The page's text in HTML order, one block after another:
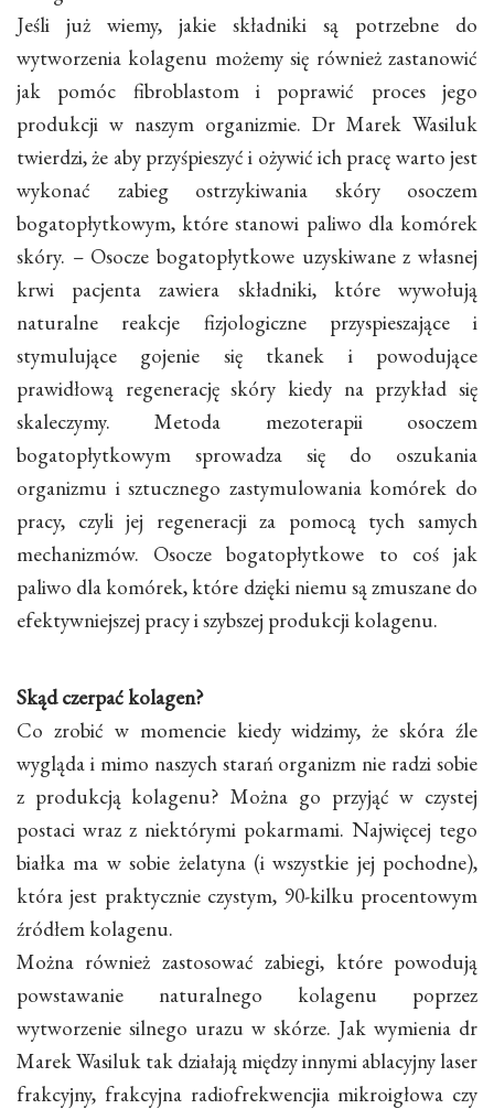
Jeśli już wiemy, jakie składniki są potrzebne do
wytworzenia kolagenu możemy się również zastanowić
jak pomóc fibroblastom i poprawić proces jego
produkcji w naszym organizmie. Dr Marek Wasiluk
twierdzi, że aby przyśpieszyć i ożywić ich pracę warto jest
wykonać zabieg ostrzykiwania skóry osoczem
bogatopłytkowym, które stanowi paliwo dla komórek
skóry. – Osocze bogatopłytkowe uzyskiwane z własnej
krwi pacjenta zawiera składniki, które wywołują
naturalne reakcje fizjologiczne przyspieszające i
stymulujące gojenie się tkanek i powodujące
prawidłową regenerację skóry kiedy na przykład się
skaleczymy. Metoda mezoterapii osoczem
bogatopłytkowym sprowadza się do oszukania
organizmu i sztucznego zastymulowania komórek do
pracy, czyli jej regeneracji za pomocą tych samych
mechanizmów. Osocze bogatopłytkowe to coś jak
paliwo dla komórek, które dzięki niemu są zmuszane do
efektywniejszej pracy i szybszej produkcji kolagenu.
Skąd czerpać kolagen?
Co zrobić w momencie kiedy widzimy, że skóra źle
wygląda i mimo naszych starań organizm nie radzi sobie
z produkcją kolagenu? Można go przyjąć w czystej
postaci wraz z niektórymi pokarmami. Najwięcej tego
białka ma w sobie żelatyna (i wszystkie jej pochodne),
która jest praktycznie czystym, 90-kilku procentowym
źródłem kolagenu.
Można również zastosować zabiegi, które powodują
powstawanie naturalnego kolagenu poprzez
wytworzenie silnego urazu w skórze. Jak wymienia dr
Marek Wasiluk tak działają między innymi ablacyjny laser
frakcyjny, frakcyjna radiofrekwencjia mikroigłowa czy